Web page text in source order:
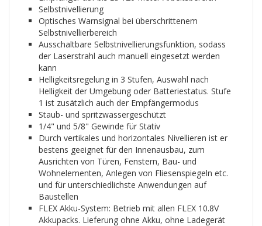
Selbstnivellierung
Optisches Warnsignal bei überschrittenem
Selbstnivellierbereich
Ausschaltbare Selbstnivellierungsfunktion, sodass
der Laserstrahl auch manuell eingesetzt werden
kann
Helligkeitsregelung in 3 Stufen, Auswahl nach
Helligkeit der Umgebung oder Batteriestatus. Stufe
1 ist zusätzlich auch der Empfängermodus
Staub- und spritzwassergeschützt
1/4" und 5/8" Gewinde für Stativ
Durch vertikales und horizontales Nivellieren ist er
bestens geeignet für den Innenausbau, zum
Ausrichten von Türen, Fenstern, Bau- und
Wohnelementen, Anlegen von Fliesenspiegeln etc.
und für unterschiedlichste Anwendungen auf
Baustellen
FLEX Akku-System: Betrieb mit allen FLEX 10.8V
Akkupacks. Lieferung ohne Akku, ohne Ladegerät